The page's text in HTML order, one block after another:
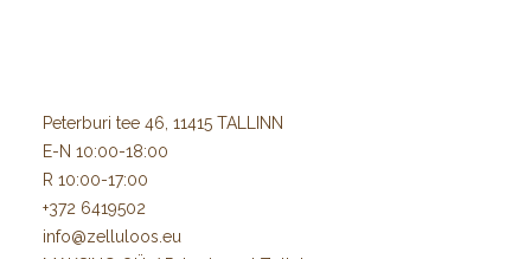
Peterburi tee 46, 11415 TALLINN
E-N 10:00-18:00
R 10:00-17:00
+372 6419502
info@zelluloos.eu